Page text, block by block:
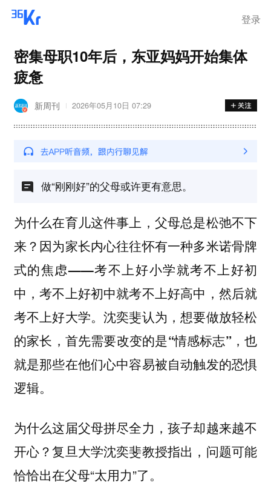
登录
密集母职10年后，东亚妈妈开始集体
疲惫
新周刊 2026年05月10日 07:29
做“刚刚好”的父母或许更有意思。
为什么在育儿这件事上，父母总是松弛不下
来？因为家长内心往往怀有一种多米诺骨牌
式的焦虑——考不上好小学就考不上好初
中，考不上好初中就考不上好高中，然后就
考不上好大学。沈奕斐认为，想要做放轻松
的家长，首先需要改变的是“情感标志”，也
就是那些在他们心中容易被自动触发的恐惧
逻辑。
为什么这届父母拼尽全力，孩子却越来越不
开心？复旦大学沈奕斐教授指出，问题可能
恰恰出在父母“太用力”了。